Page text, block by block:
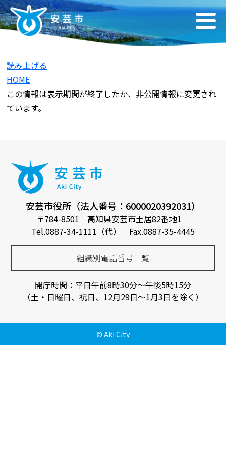
読み上げる
HOME
この情報は表示期間が終了したか、非公開情報に変更され
ています。
安芸市役所（法人番号：6000020392031）
〒784-8501 高知県安芸市土居82番地1
Tel.0887-34-1111（代） Fax.0887-35-4445
組織別電話番号一覧
開庁時間：平日午前8時30分～午後5時15分
（土・日曜日、祝日、12月29日～1月3日を除く）
© Aki City